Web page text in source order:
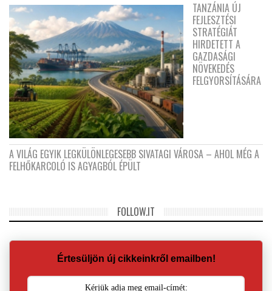
TANZÁNIA ÚJ
FEJLESZTÉSI
STRATÉGIÁT
HIRDETETT A
GAZDASÁGI
NÖVEKEDÉS
FELGYORSÍTÁSÁRA
A VILÁG EGYIK LEGKÜLÖNLEGESEBB SIVATAGI VÁROSA – AHOL MÉG A
FELHŐKARCOLÓ IS AGYAGBÓL ÉPÜLT
FOLLOW.IT
Értesüljön új cikkeinkről emailben!